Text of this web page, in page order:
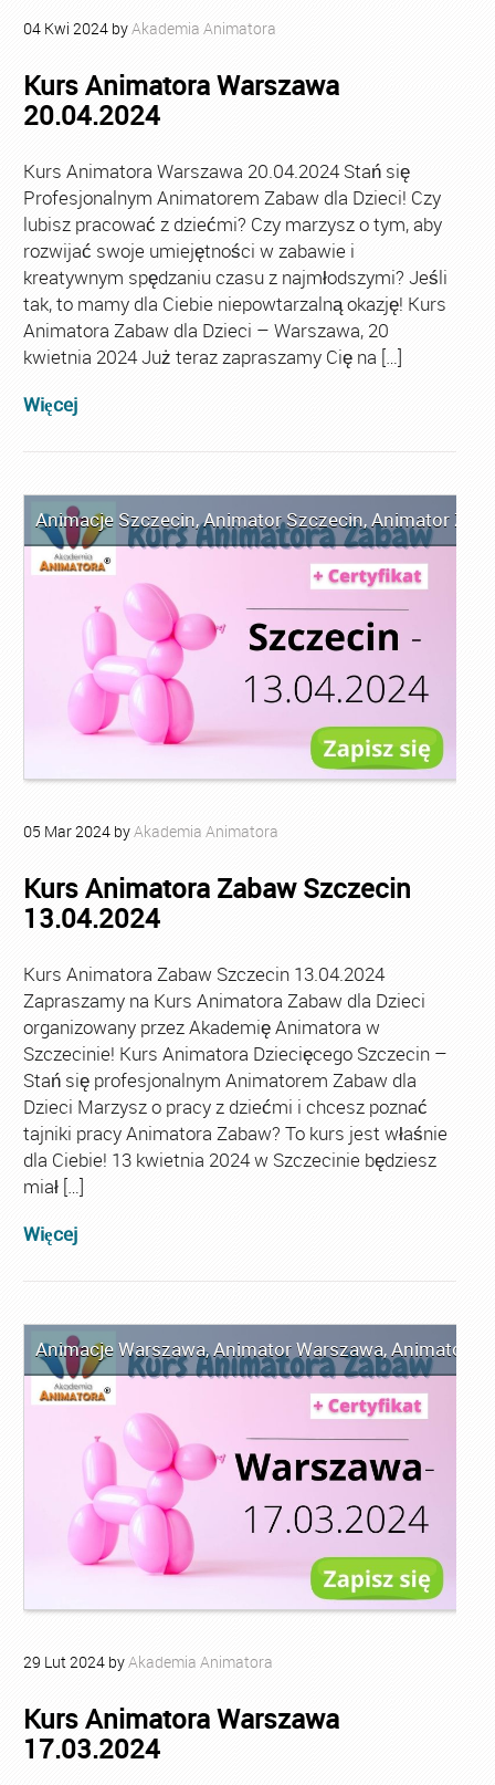
04 Kwi 2024 byAkademia Animatora
Kurs Animatora Warszawa
20.04.2024
Kurs Animatora Warszawa 20.04.2024 Stań się
Profesjonalnym Animatorem Zabaw dla Dzieci! Czy
lubisz pracować z dziećmi? Czy marzysz o tym, aby
rozwijać swoje umiejętności w zabawie i
kreatywnym spędzaniu czasu z najmłodszymi? Jeśli
tak, to mamy dla Ciebie niepowtarzalną okazję! Kurs
Animatora Zabaw dla Dzieci – Warszawa, 20
kwietnia 2024 Już teraz zapraszamy Cię na […]
Więcej
Animacje Szczecin,Animator Szczecin,Animator
05 Mar2024 byAkademia Animatora
Kurs Animatora Zabaw Szczecin
13.04.2024
Kurs Animatora Zabaw Szczecin 13.04.2024
Zapraszamy na Kurs Animatora Zabaw dla Dzieci
organizowany przez Akademię Animatora w
Szczecinie! Kurs Animatora Dziecięcego Szczecin –
Stań się profesjonalnym Animatorem Zabaw dla
Dzieci Marzysz o pracy z dziećmi i chcesz poznać
tajniki pracy Animatora Zabaw? To kurs jest właśnie
dla Ciebie! 13 kwietnia 2024 w Szczecinie będziesz
miał […]
Więcej
Animacje Warszawa,Animator Warszawa,Animator
29 Lut 2024 byAkademia Animatora
Kurs Animatora Warszawa
17.03.2024